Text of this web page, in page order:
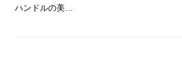
ハンドルの美…